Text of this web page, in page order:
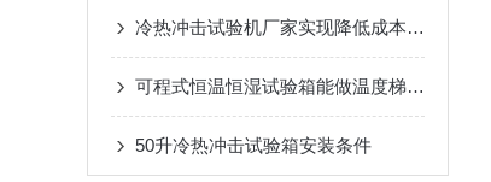
冷热冲击试验机厂家实现降低成本的措施
可程式恒温恒湿试验箱能做温度梯度实验吗？
​50升冷热冲击试验箱安装条件